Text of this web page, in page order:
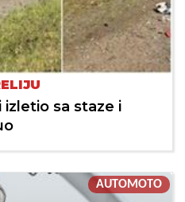
izletio sa staze i
AUTOMOTO